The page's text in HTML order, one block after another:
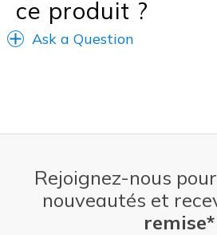
ce produit ?
Ask a Question
Rejoignez-nous
nouveautés et
remise*